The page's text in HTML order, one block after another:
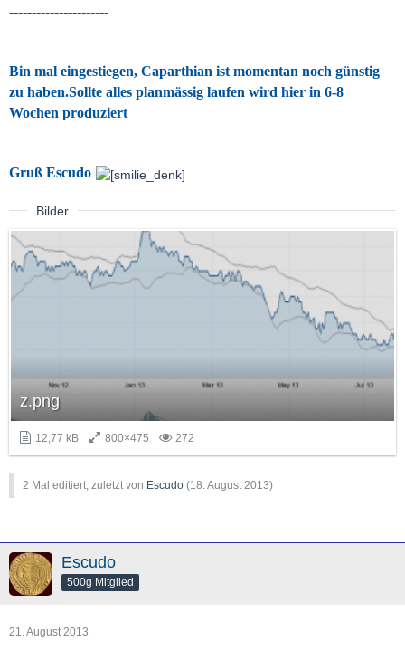
----------------------
Bin mal eingestiegen, Caparthian ist momentan noch günstig
zu haben.Sollte alles planmässig laufen wird hier in 6-8
Wochen produziert
Gruß Escudo
Bilder
z.png
12,77 kB 800×475 272
2 Mal editiert, zuletzt von Escudo (18. August 2013)
Escudo
500g Mitglied
21. August 2013